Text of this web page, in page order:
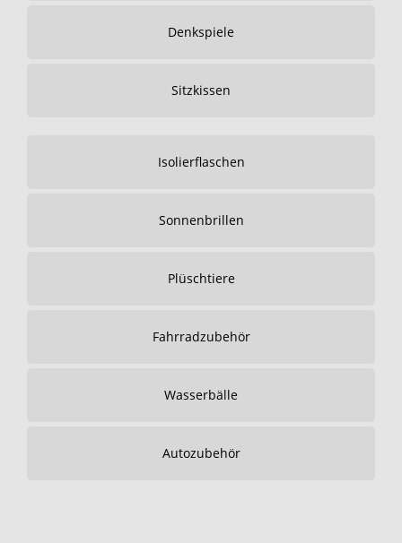
Denkspiele
Sitzkissen
Isolierflaschen
Sonnenbrillen
Plüschtiere
Fahrradzubehör
Wasserbälle
Autozubehör